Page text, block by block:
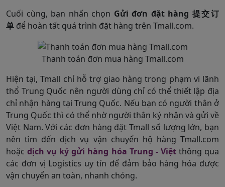
Cuối cùng, bạn nhấn chọn Gửi đơn đặt hàng 提交订
单 để hoàn tất quá trình đặt hàng trên Tmall.com.
Thanh toán đơn mua hàng Tmall.com
Hiện tại, Tmall chỉ hỗ trợ giao hàng trong phạm vi lãnh
thổ Trung Quốc nên người dùng chỉ có thể thiết lập địa
chỉ nhận hàng tại Trung Quốc. Nếu bạn có người thân ở
Trung Quốc thì có thể nhờ người thân ký nhận và gửi về
Việt Nam. Với các đơn hàng đặt Tmall số lượng lớn, bạn
nên tìm đến dịch vụ vận chuyển hộ hàng Tmall.com
hoặc dịch vụ ký gửi hàng hóa Trung - Việtthông qua
các đơn vị Logistics uy tín để đảm bảo hàng hóa được
vận chuyển an toàn, nhanh chóng.